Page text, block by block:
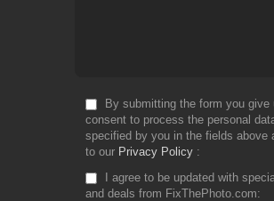
By submitting the form you give
consent to process the personal
specified by you in the fields above
to our Privacy Policy
I agree to be updated with
and deals from FixThePhoto.com